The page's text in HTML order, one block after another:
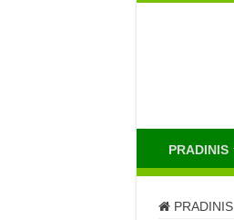
PRADINIS
PRADINIS